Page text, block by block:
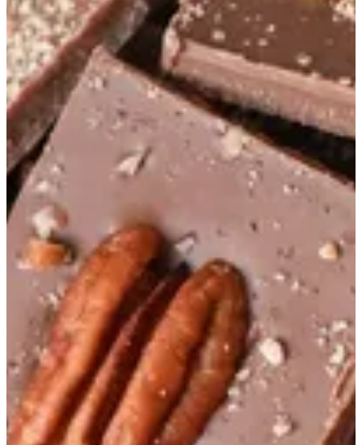
بايتس
اطباق رمضان
مولتن كيوز
بايتس
التوزيعات